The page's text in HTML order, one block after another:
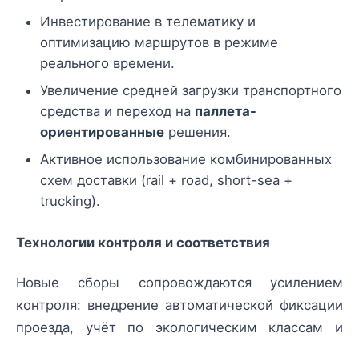
Инвестирование в телематику и
оптимизацию маршрутов в режиме
реального времени.
Увеличение средней загрузки транспортного
средства и переход на паллета-
ориентированные решения.
Активное использование комбинированных
схем доставки (rail + road, short-sea +
trucking).
Технологии контроля и соответствия
Новые сборы сопровождаются усилением
контроля: внедрение автоматической фиксации
проезда, учёт по экологическим классам и